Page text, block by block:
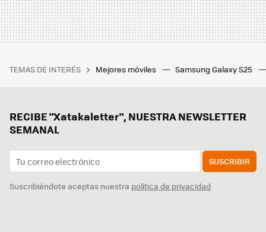
TEMAS DE INTERÉS Mejores móviles Samsung Galaxy S25
RECIBE "Xatakaletter", NUESTRA NEWSLETTER
SEMANAL
SUSCRIBIR
Suscribiéndote aceptas nuestra política de privacidad